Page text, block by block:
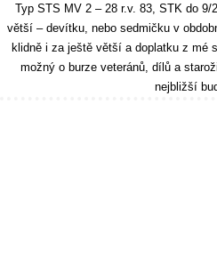
Typ STS MV 2 – 28 r.v. 83, STK do
větší – devítku, nebo sedmičku v
klidně i za ještě větší a doplatku z mé
možný o burze veteránů, dílů a
nejbližší